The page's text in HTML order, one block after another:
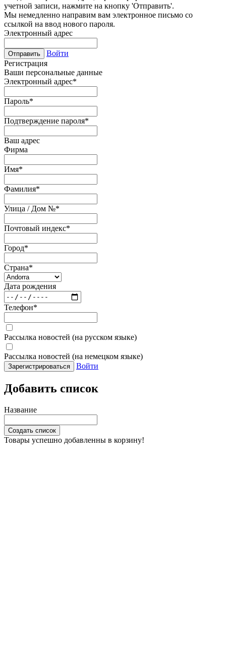
учетной записи, нажмите на кнопку 'Отправить'.
Мы немедленно направим вам электронное письмо со
ссылкой на ввод нового пароля.
Электронный адрес
Отправить
Войти
Регистрация
Ваши персональные данные
Электронный адрес*
Пароль*
Подтверждение пароля*
Ваш адрес
Фирма
Имя*
Фамилия*
Улица / Дом №*
Почтовый индекс*
Город*
Страна*
Дата рождения
Телефон*
Рассылка новостей (на русском языке)
Рассылка новостей (на немецком языке)
Зарегистрироваться Войти
Добавить список
Название
Создать список
Товары успешно добавленны в корзину!